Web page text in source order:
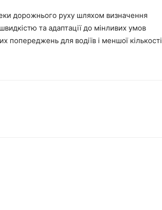
дорожнього руху шляхом визначення
та адаптації до мінливих умов
для водіїв і меншої кількості